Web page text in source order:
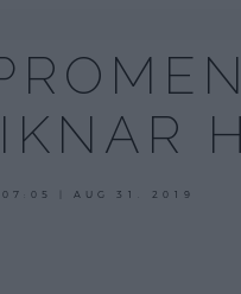
07:05 | AUG 31. 2019